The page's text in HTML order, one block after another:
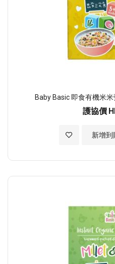
Baby Basic 即食有機米
護協價
新增到
加入至願望清單